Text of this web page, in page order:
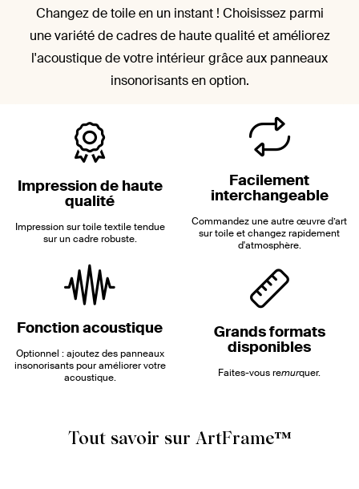
Changez de toile en un instant ! Choisissez parmi
une variété de cadres de haute qualité et améliorez
l'acoustique de votre intérieur grâce aux panneaux
insonorisants en option.
Impression de haute
qualité
Impression sur toile textile tendue
sur un cadre robuste.
Facilement
interchangeable
Commandez une autre œuvre d’art
sur toile et changez rapidement
d'atmosphère.
Fonction acoustique
Optionnel : ajoutez des panneaux
insonorisants pour améliorer votre
acoustique.
Grands formats
disponibles
Faites-vous remurquer.
Tout savoir sur ArtFrame™